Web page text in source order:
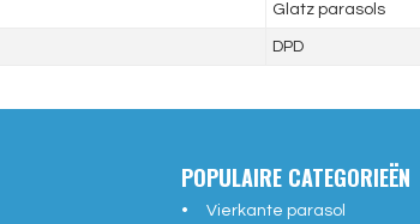
Glatz parasols
DPD
POPULAIRE CATEGORIEËN
Vierkante parasol